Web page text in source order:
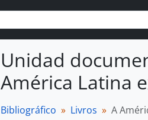
Unidad
América Latina
Bibliográfico Livros A